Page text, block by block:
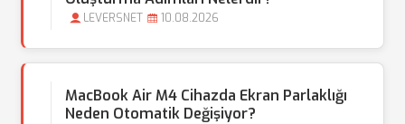
LEVERSNET 10.08.2026
MacBook Air M4 Cihazda Ekran Parlaklığı
Neden Otomatik Değişiyor?